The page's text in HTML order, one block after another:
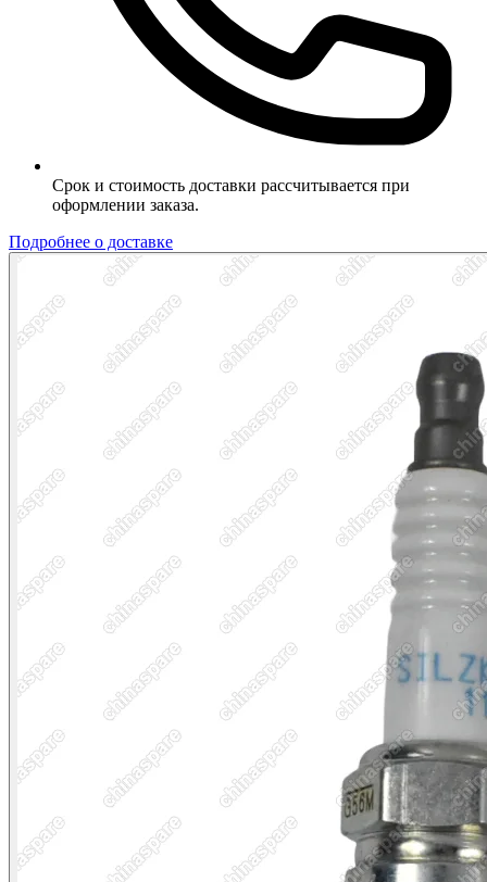
Срок и стоимость доставки рассчитывается при
оформлении заказа.
Подробнее о доставке